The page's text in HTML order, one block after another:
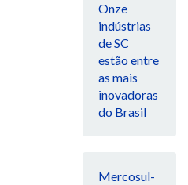
Onze
indústrias
de SC
estão entre
as mais
inovadoras
do Brasil
Mercosul-